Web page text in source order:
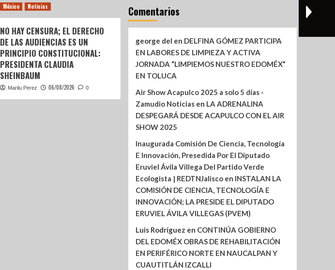
México Noticias
NO HAY CENSURA; EL DERECHO
DE LAS AUDIENCIAS ES UN
PRINCIPIO CONSTITUCIONAL:
PRESIDENTA CLAUDIA
SHEINBAUM
Marilu Perez 06/08/2026 0
Comentarios
george del en DELFINA GÓMEZ PARTICIPA
EN LABORES DE LIMPIEZA Y ACTIVA
JORNADA “LIMPIEMOS NUESTRO EDOMÉX”
EN TOLUCA
Air Show Acapulco 2025 a solo 5 días -
Zamudio Noticiasen LA ADRENALINA
DESPEGARÁ DESDE ACAPULCO CON EL AIR
SHOW 2025
Inaugurada Comisión De Ciencia, Tecnología
E Innovación, Presedida Por El Diputado
Eruviel Ávila Villega Del Partido Verde
Ecologista | REDTNJaliscoen INSTALAN LA
COMISIÓN DE CIENCIA, TECNOLOGÍA E
INNOVACIÓN; LA PRESIDE EL DIPUTADO
ERUVIEL ÁVILA VILLEGAS (PVEM)
Luis Rodríguez en CONTINÚA GOBIERNO
DEL EDOMÉX OBRAS DE REHABILITACIÓN
EN PERIFÉRICO NORTE EN NAUCALPAN Y
CUAUTITLÁN IZCALLI